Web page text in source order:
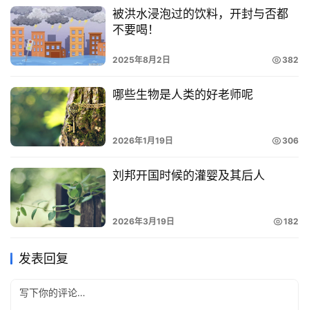
被洪水浸泡过的饮料，开封与否都
不要喝！
2025年8月2日 382
哪些生物是人类的好老师呢
2026年1月19日 306
刘邦开国时候的灌婴及其后人
2026年3月19日 182
发表回复